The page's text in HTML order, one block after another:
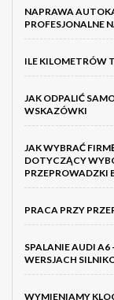
NAPRAWA
PROFESJONALNE
ILE KILOMETRÓW
JAK ODPALIĆ
WSKAZÓWKI
JAK WYBRAĆ
DOTYCZĄCY
PRZEPROWADZKI
PRACA PRZY
SPALANIE AUDI A6
WERSJACH
WYMIENIAMY